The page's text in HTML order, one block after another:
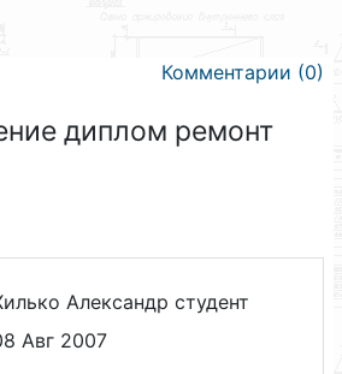
Комментарии (0)
диплом ремонт
Александр студент
Авг 2007